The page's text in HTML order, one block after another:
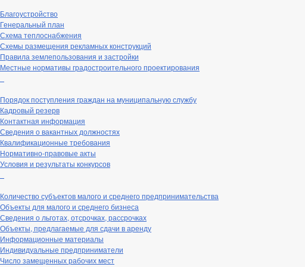
Благоустройство
Генеральный план
Схема теплоснабжения
Схемы размещения рекламных конструкций
Правила землепользования и застройки
Местные нормативы градостроительного проектирования
Порядок поступления граждан на муниципальную службу
Кадровый резерв
Контактная информация
Сведения о вакантных должностях
Квалификационные требования
Нормативно-правовые акты
Условия и результаты конкурсов
Количество субъектов малого и среднего предпринимательства
Объекты для малого и среднего бизнеса
Сведения о льготах, отсрочках, рассрочках
Объекты, предлагаемые для сдачи в аренду
Информационные материалы
Индивидуальные предприниматели
Число замещенных рабочих мест